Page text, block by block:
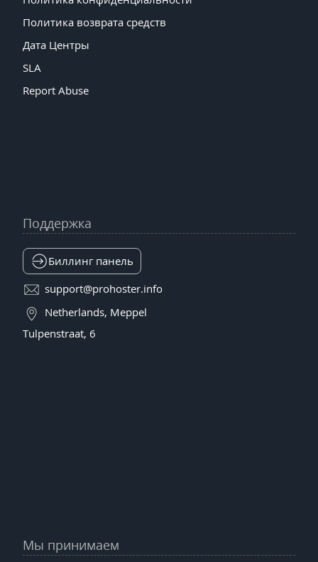
Политика возврата средств
Дата Центры
SLA
Report Abuse
Поддержка
Биллинг панель
support@prohoster.info
Netherlands, Meppel
Tulpenstraat, 6
Мы принимаем